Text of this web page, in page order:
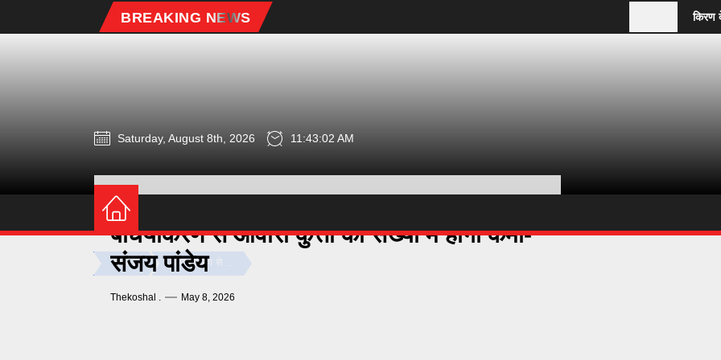
BREAKING NEWS किरण देव का
Saturday, August 8th, 2026 11:43:03 AM
Home बधियाकरण से ...
जगदलपुर
बधियाकरण से आवारा कुत्तों की संख्या में होगी कमी-
संजय पांडेय
Thekoshal . May 8, 2026